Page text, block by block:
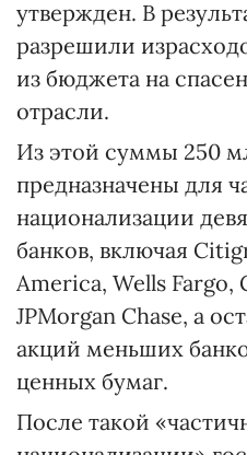
утвержден. В
разрешили
из бюджета на
отрасли.
Из этой суммы 250
предназначены для
национализации
банков, включая
America, Wells Fargo,
JPMorgan Chase, а
акций меньших
ценных бумаг.
После такой